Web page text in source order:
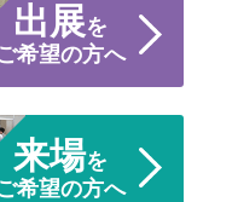
出展を
希望の方へ
来場を
希望の方へ